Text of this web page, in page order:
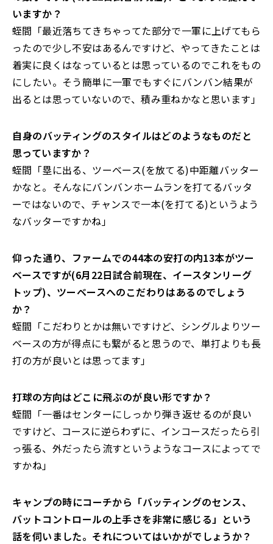
いますか？
蛭間「最近落ちてきちゃってた部分で一軍に上げてもら
ったので少し不安はあるんですけど、やってきたことは
着実に良くはなっているとは思っているのでこれをもの
にしたい。そう簡単に一軍でもすぐにバンバン結果が
出るとは思っていないので、積み重ねかなと思います」
――自身のバッティングのスタイルはどのようなものだと
思っていますか？
蛭間「塁に出る、ツーベース(を放てる)中距離バッター
かなと。そんなにバンバンホームランを打てるバッタ
ーではないので、チャンスで一本(を打てる)というよう
なバッターですかね」
――仰った通り、ファームでの44本の安打の内13本がツー
ベースですが(6月22日試合前現在、イースタンリーグ
トップ)、ツーベースへのこだわりはあるのでしょう
か？
蛭間「こだわりとかは無いですけど、シングルよりツー
ベースの方が得点にも繋がると思うので、単打よりも長
打の方が良いとは思ってます」
――打球の方向はどこに飛ぶのが良い形ですか？
蛭間「一番はセンターにしっかり弾き返せるのが良い
ですけど、コースに逆らわずに、インコースだったら引
っ張る、外だったら流すというようなコースによってで
すかね」
――キャンプの時にコーチから「バッティングのセンス、
バットコントロールの上手さを非常に感じる」という
話を伺いました。それについてはいかがでしょうか？